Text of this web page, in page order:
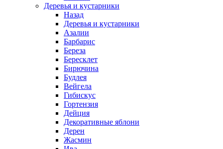
Деревья и кустарники
Назад
Деревья и кустарники
Азалии
Барбарис
Береза
Бересклет
Бирючина
Будлея
Вейгела
Гибискус
Гортензия
Дейция
Декоративные яблони
Дерен
Жасмин